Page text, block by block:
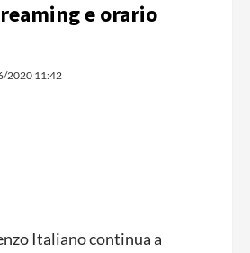
e orario
2020 11:42
Italiano continua a